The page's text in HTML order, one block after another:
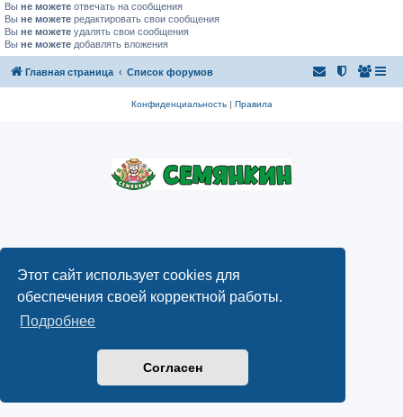
Этот сайт использует cookies для
обеспечения своей корректной работы.
Подробнее
Согласен
Вы не можете отвечать на сообщения
Вы не можете редактировать свои сообщения
Вы не можете удалять свои сообщения
Вы не можете добавлять вложения
Главная страница Список форумов
Конфиденциальность| Правила